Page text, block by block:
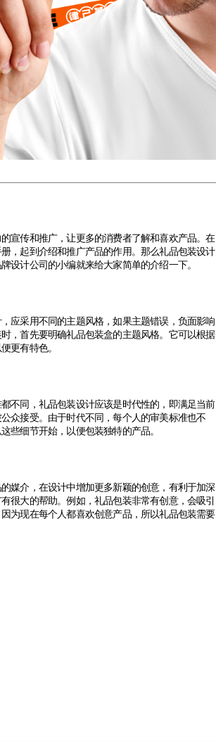
传和推广，让更多的消费者了解和喜欢产品。在
，起到介绍和推广产品的作用。那么礼品包装设计
设计公司 的小编就来给大家简单的介绍一下。
采用不同的主题风格，如果主题错误，负面影响
，首先要明确礼品包装盒的主题风格。它可以根据
更有特色。
同，礼品包装设计应该是时代性的，即满足当前
众接受。由于时代不同，每个人的审美标准也不
些细节开始，以便包装独特的产品。
介，在设计中增加更多新颖的创意，有利于加深
很大的帮助。例如，礼品包装非常有创意，会吸引
为现在每个人都喜欢创意产品，所以礼品包装需要